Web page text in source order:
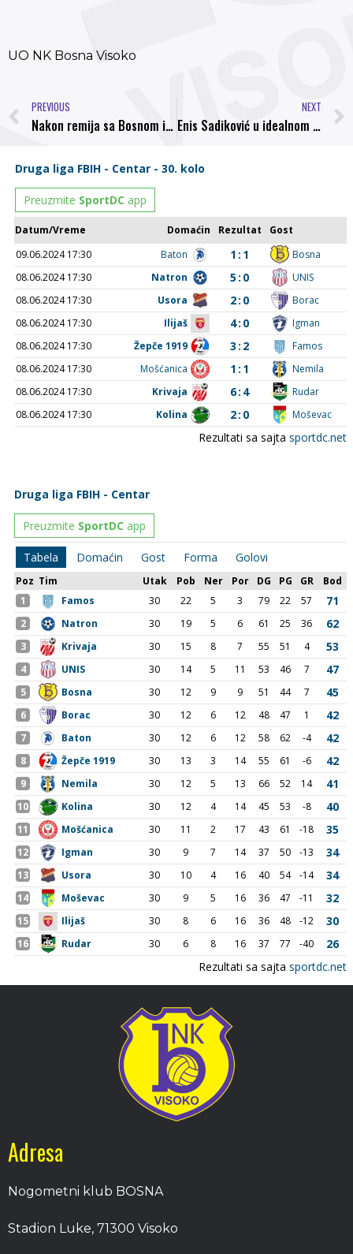
UO NK Bosna Visoko
PREVIOUS
Nakon remija sa Bosnom i poraza od Iskre, Elvedin Beganović više nije trener FK Rudar
NEXT
Enis Sadiković u idealnom timi 6 kola
Adresa
Nogometni klub BOSNA
Stadion Luke, 71300 Visoko